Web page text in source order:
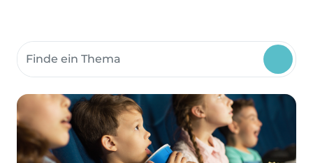
Suche Community-Themen